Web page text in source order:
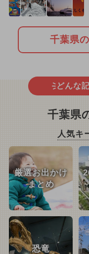
千葉県
どんな
千葉県
人気キ
厳選お出かけ
まとめ
恐竜